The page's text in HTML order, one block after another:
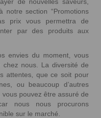
notre section “Promotions
prix vous permettra de
par des produits aux
envies du moment, vous
nous. La diversité de
attentes, que ce soit pour
ou beaucoup d’autres
pouvez être assuré de
nous nous procurons
sur le marché.